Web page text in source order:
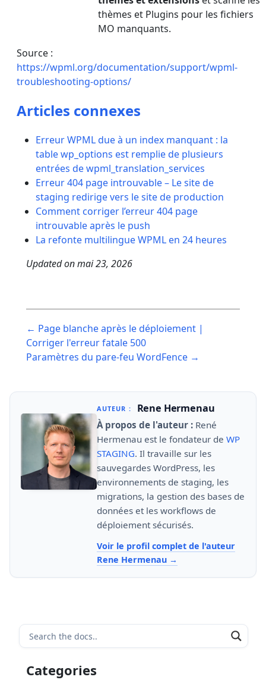
thèmes et Plugins pour les fichiers
MO manquants.
Source :
https://wpml.org/documentation/support/wpml-
troubleshooting-options/
Articles connexes
Erreur WPML due à un index manquant : la
table wp_options est remplie de plusieurs
entrées de wpml_translation_services
Erreur 404 page introuvable – Le site de
staging redirige vers le site de production
Comment corriger l’erreur 404 page
introuvable après le push
La refonte multilingue WPML en 24 heures
Updated onmai 23, 2026
navigation
← Page blanche après le déploiement |
Corriger l'erreur fatale 500
Paramètres du pare-feu WordFence →
AUTEUR : Rene Hermenau
À propos de l'auteur : René
Hermenau est le fondateur de WP
STAGING. Il travaille sur les
sauvegardes WordPress, les
environnements de staging, les
migrations, la gestion des bases de
données et les workflows de
déploiement sécurisés.
Voir le profil complet de l'auteur
Rene Hermenau
Categories